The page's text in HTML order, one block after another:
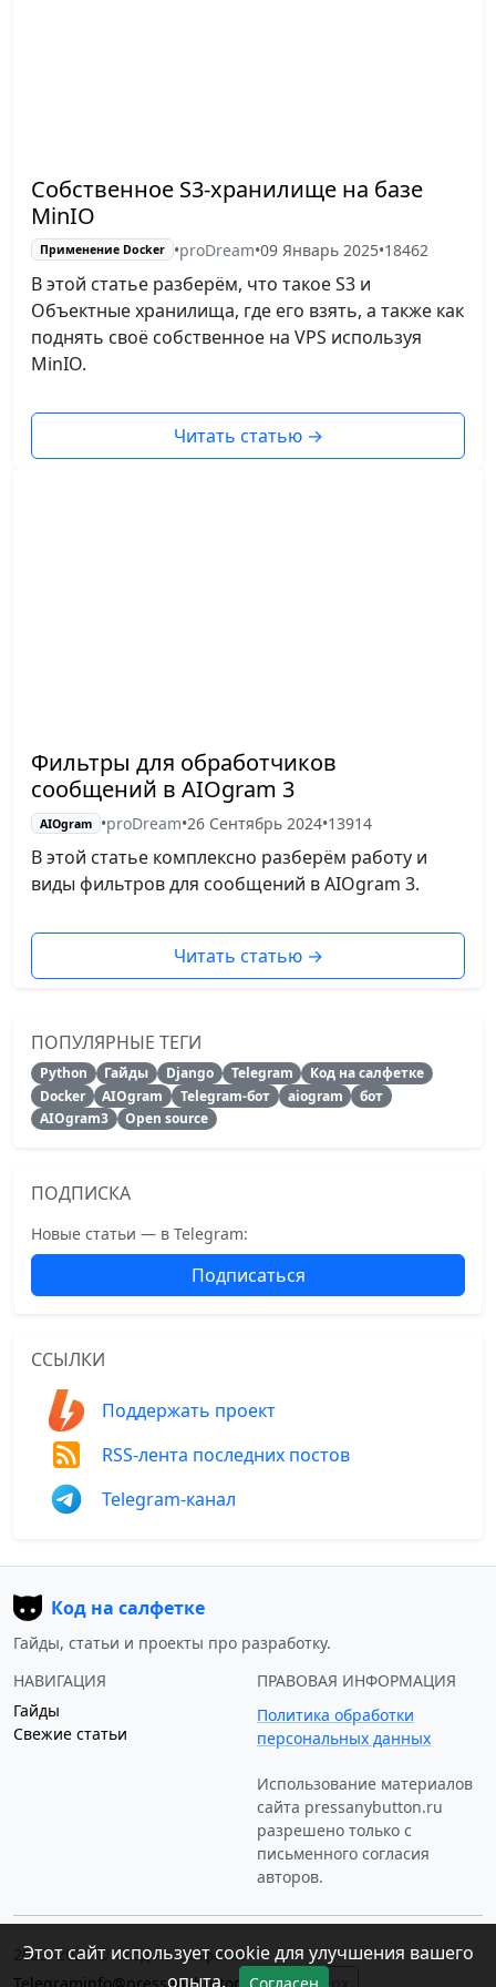
Собственное S3-хранилище на базе
MinIO
Применение Docker •proDream•09 Январь 2025•18462
В этой статье разберём, что такое S3 и
Объектные хранилища, где его взять, а также как
поднять своё собственное на VPS используя
MinIO.
Читать статью →
Фильтры для обработчиков
сообщений в AIOgram 3
AIOgram •proDream•26 Сентябрь 2024•13914
В этой статье комплексно разберём работу и
виды фильтров для сообщений в AIOgram 3.
Читать статью →
ПОПУЛЯРНЫЕ ТЕГИ
Python Гайды Django Telegram
Код на салфетке
Docker
AIOgram Telegram-бот aiogram
бот
AIOgram3
Open source
ПОДПИСКА
Новые статьи — в Telegram:
Подписаться
ССЫЛКИ
Поддержать проект
RSS-лента последних постов
Telegram-канал
Код на салфетке
Гайды, статьи и проекты про разработку.
НАВИГАЦИЯ
Гайды
Свежие статьи
ПРАВОВАЯ ИНФОРМАЦИЯ
Политика обработки
персональных данных
Использование материалов
сайта pressanybutton.ru
разрешено только c
письменного согласия
авторов.
2023–2026 © «Код на салфетке»
Этот сайт использует cookie для улучшения вашего
опыта.